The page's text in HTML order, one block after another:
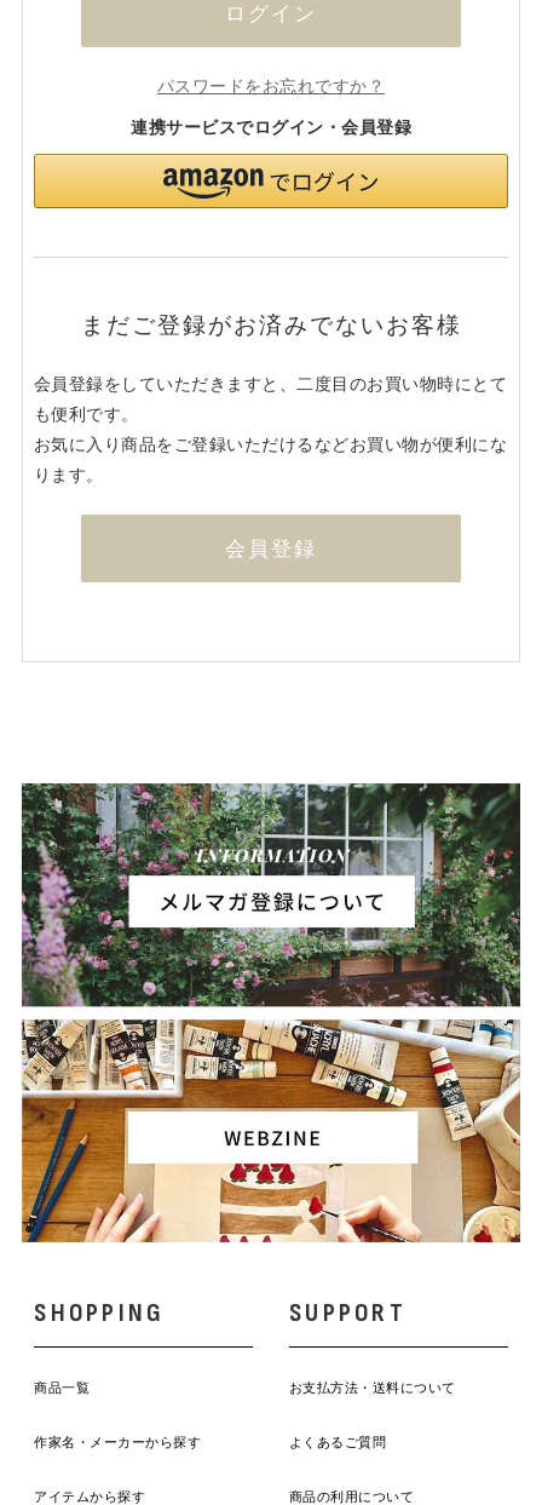
ログイン
パスワードをお忘れですか？
連携サービスでログイン・会員登録
まだご登録がお済みでないお客様
会員登録をしていただきますと、二度目のお買い物時にとて
も便利です。
お気に入り商品をご登録いただけるなどお買い物が便利にな
ります。
会員登録
SHOPPING
商品一覧
作家名・メーカーから探す
アイテムから探す
SUPPORT
お支払方法・送料について
よくあるご質問
商品の利用について